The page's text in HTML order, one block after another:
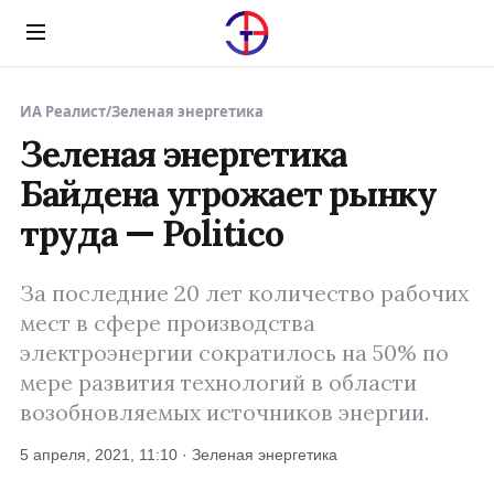
Menu
ИА Реалист/Зеленая энергетика
Зеленая энергетика
Байдена угрожает рынку
труда — Politico
За последние 20 лет количество рабочих
мест в сфере производства
электроэнергии сократилось на 50% по
мере развития технологий в области
возобновляемых источников энергии.
5 апреля, 2021, 11:10 · Зеленая энергетика